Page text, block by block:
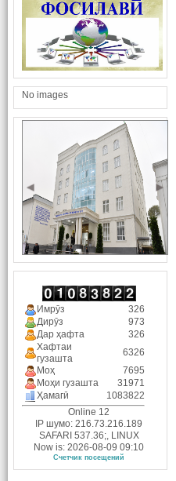
No images
Имрӯз
326
Дирӯз
973
Дар ҳафта
326
Хафтаи
гузашта
6326
Моҳ
7695
Моҳи гузашта
31971
Ҳамагӣ
1083822
Online 12
IP шумо: 216.73.216.189
SAFARI 537.36;, LINUX
Now is: 2026-08-09 09:10
Счетчик посещений